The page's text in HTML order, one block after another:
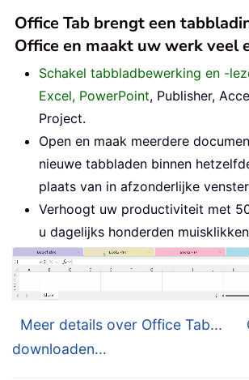
Office Tab brengt een
Office en maakt uw werk veel
Schakel tabbladbewerking en -
Excel, PowerPoint, Publisher,
Project.
Open en maak meerdere
nieuwe tabbladen binnen
plaats van in afzonderlijke
Verhoogt uw productiviteit met
u dagelijks honderden
Meer details over Office Tab...
downloaden...